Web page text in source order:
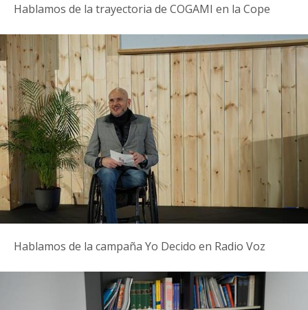
Hablamos de la trayectoria de COGAMI en la Cope
Hablamos de la campaña Yo Decido en Radio Voz